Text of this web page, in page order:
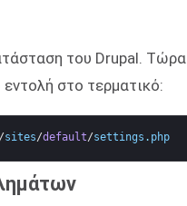
του Drupal. Τώρα
στο τερματικό:
/sites/default/settings . php